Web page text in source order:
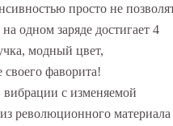
просто не
одном заряде достигает 4
модный цвет,
фаворита!
с изменяемой
революционного материала